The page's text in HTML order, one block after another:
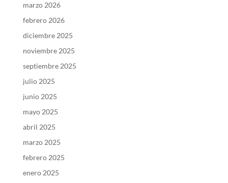
marzo 2026
febrero 2026
diciembre 2025
noviembre 2025
septiembre 2025
julio 2025
junio 2025
mayo 2025
abril 2025
marzo 2025
febrero 2025
enero 2025